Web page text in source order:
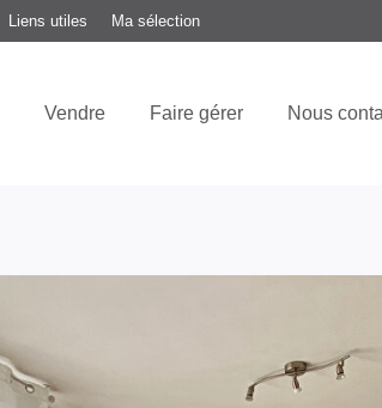
Liens utiles Ma sélection
Vendre Faire gérer Nous